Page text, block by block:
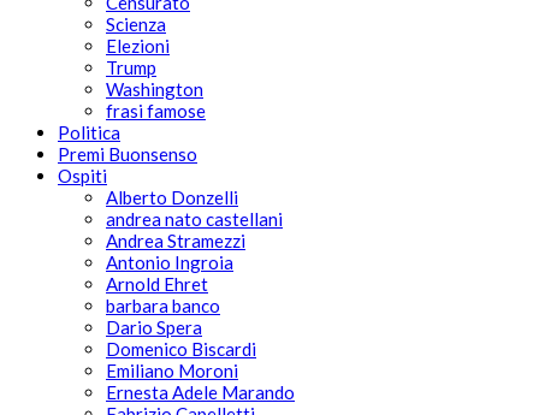
Scienza
Elezioni
Trump
Washington
frasi famose
Politica
Premi Buonsenso
Ospiti
Alberto Donzelli
andrea nato castellani
Andrea Stramezzi
Antonio Ingroia
Arnold Ehret
barbara banco
Dario Spera
Domenico Biscardi
Emiliano Moroni
Ernesta Adele Marando